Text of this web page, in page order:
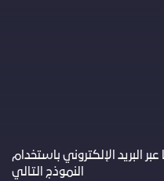
البريد الإلكتروني باستخدام
النموذج التالي